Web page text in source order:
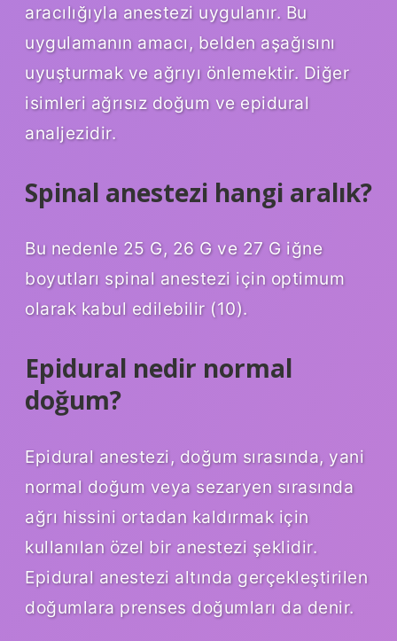
aracılığıyla anestezi uygulanır. Bu
uygulamanın amacı, belden aşağısını
uyuşturmak ve ağrıyı önlemektir. Diğer
isimleri ağrısız doğum ve epidural
analjezidir.
Spinal anestezi hangi aralık?
Bu nedenle 25 G, 26 G ve 27 G iğne
boyutları spinal anestezi için optimum
olarak kabul edilebilir (10).
Epidural nedir normal
doğum?
Epidural anestezi, doğum sırasında, yani
normal doğum veya sezaryen sırasında
ağrı hissini ortadan kaldırmak için
kullanılan özel bir anestezi şeklidir.
Epidural anestezi altında gerçekleştirilen
doğumlara prenses doğumları da denir.